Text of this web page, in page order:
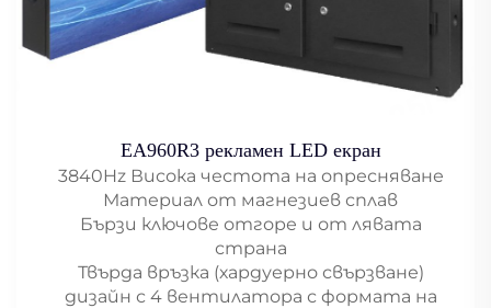
EA960R3 рекламен LED екран
3840Hz Висока честота на опресняване
Материал от магнезиев сплав
Бързи ключове отгоре и от лявата
страна
Твърда връзка (хардуерно свързване)
дизайн с 4 вентилатора с формата на